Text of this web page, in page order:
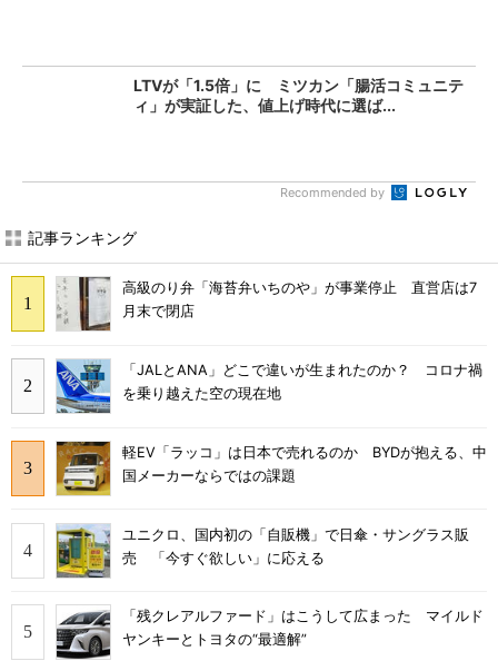
LTVが「1.5倍」に ミツカン「腸活コミュニテ
ィ」が実証した、値上げ時代に選ば...
Recommended by
記事ランキング
高級のり弁「海苔弁いちのや」が事業停止 直営店は7
月末で閉店
「JALとANA」どこで違いが生まれたのか？ コロナ禍
を乗り越えた空の現在地
軽EV「ラッコ」は日本で売れるのか BYDが抱える、中
国メーカーならではの課題
ユニクロ、国内初の「自販機」で日傘・サングラス販
売 「今すぐ欲しい」に応える
「残クレアルファード」はこうして広まった マイルド
ヤンキーとトヨタの“最適解”